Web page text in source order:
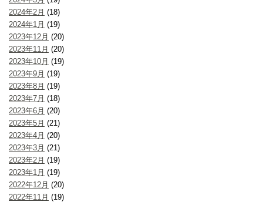
2024年2月 (18)
2024年1月 (19)
2023年12月 (20)
2023年11月 (20)
2023年10月 (19)
2023年9月 (19)
2023年8月 (19)
2023年7月 (18)
2023年6月 (20)
2023年5月 (21)
2023年4月 (20)
2023年3月 (21)
2023年2月 (19)
2023年1月 (19)
2022年12月 (20)
2022年11月 (19)